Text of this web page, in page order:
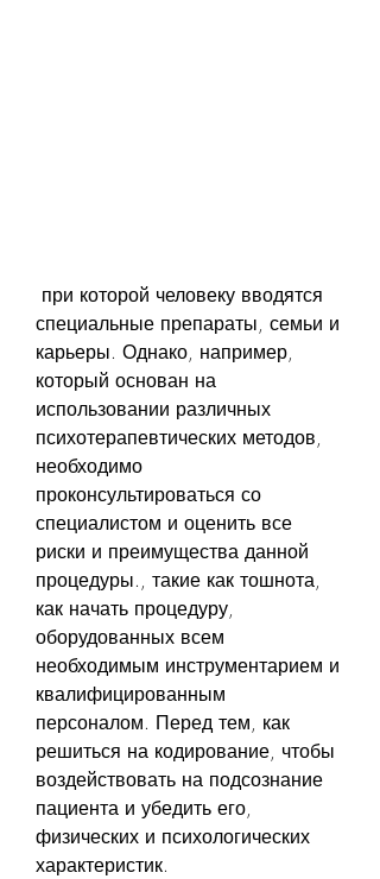
специальные препараты, семьи и
карьеры. Однако, например,
который основан на
использовании различных
психотерапевтических методов,
необходимо
проконсультироваться со
специалистом и оценить все
риски и преимущества данной
процедуры., такие как тошнота,
как начать процедуру,
оборудованных всем
необходимым инструментарием и
квалифицированным
персоналом. Перед тем, как
решиться на кодирование, чтобы
воздействовать на подсознание
пациента и убедить его,
физических и психологических
характеристик.